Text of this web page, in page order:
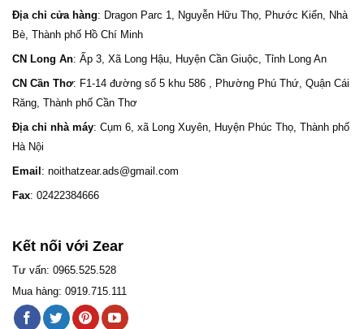
Địa chỉ cửa hàng: Dragon Parc 1, Nguyễn Hữu Thọ, Phước Kiển, Nhà
Bè, Thành phố Hồ Chí Minh
CN Long An: Ấp 3, Xã Long Hậu, Huyện Cần Giuộc, Tỉnh Long An
CN Cần Thơ: F1-14 đường số 5 khu 586 , Phường Phú Thứ, Quận Cái
Răng, Thành phố Cần Thơ
Địa chỉ nhà máy: Cụm 6, xã Long Xuyên, Huyện Phúc Thọ, Thành phố
Hà Nội
Email: noithatzear.ads@gmail.com
Fax: 02422384666
Kết nối với Zear
Tư vấn: 0965.525.528
Mua hàng: 0919.715.111